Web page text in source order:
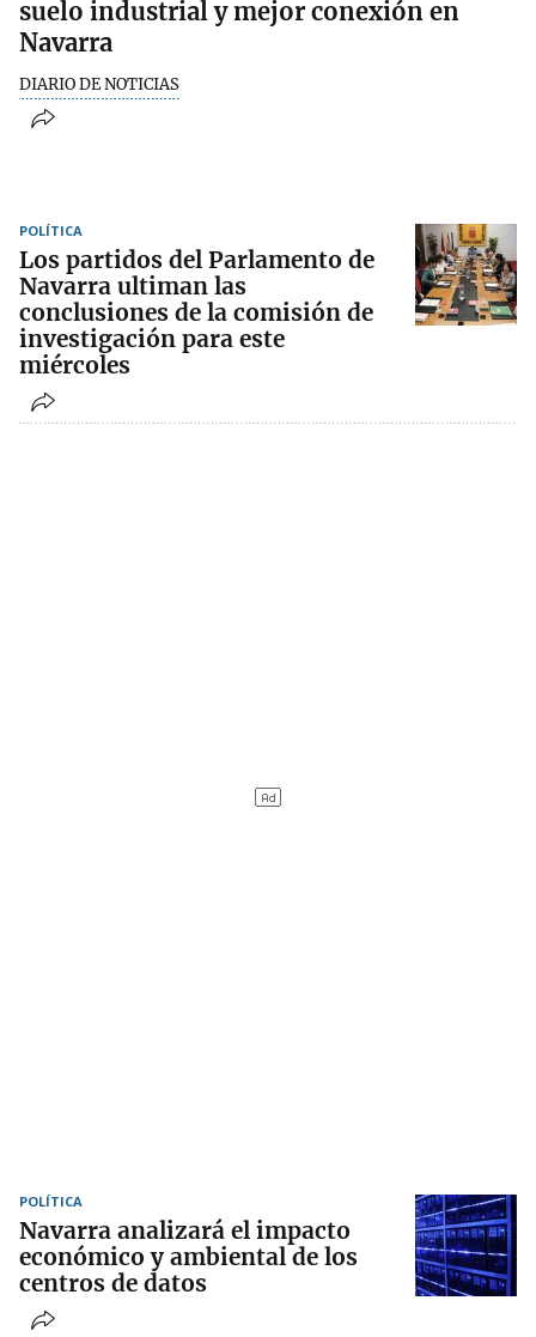
suelo industrial y mejor conexión en
Navarra
DIARIO DE NOTICIAS
POLÍTICA
Los partidos del Parlamento de
Navarra ultiman las
conclusiones de la comisión de
investigación para este
miércoles
POLÍTICA
Navarra analizará el impacto
económico y ambiental de los
centros de datos